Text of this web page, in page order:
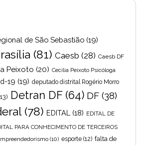
de São Sebastião (19)
(81) Caesb (28) Caesb DF
Peixoto (20) Cecília Peixoto Psicóloga
19 (19) deputado distrital Rogério Morro
Detran DF(64) DF (38)
(78) EDITAL (18) EDITAL DE
PARA CONHECIMENTO DE TERCEIROS
(10) esporte (12) falta de